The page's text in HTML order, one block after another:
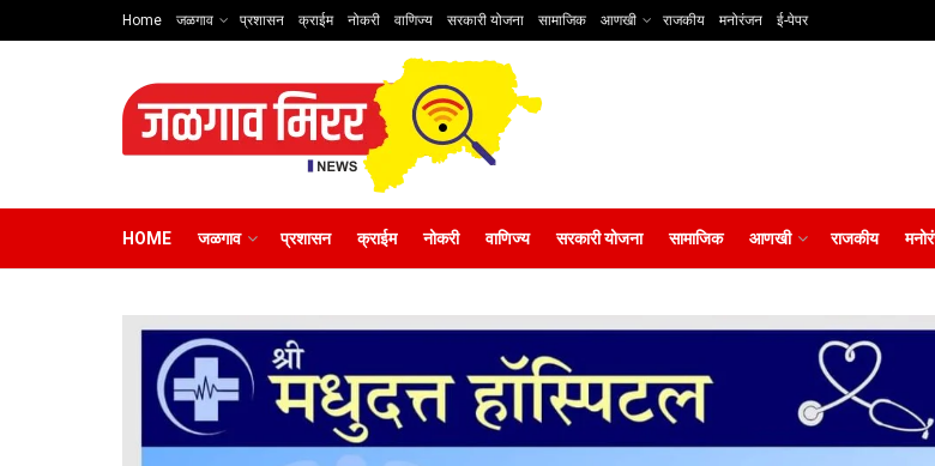
Home जळगाव प्रशासन क्राईम नोकरी वाणिज्य सरकारी योजना सामाजिक आणखी राजकीय मनोरंजन ई-पेपर
HOME जळगाव प्रशासन क्राईम नोकरी वाणिज्य सरकारी योजना सामाजिक आणखी राजकीय